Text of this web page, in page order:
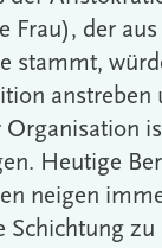
Frau), der
stammt,
anstreben
Heutige
neigen
Schichtung zu